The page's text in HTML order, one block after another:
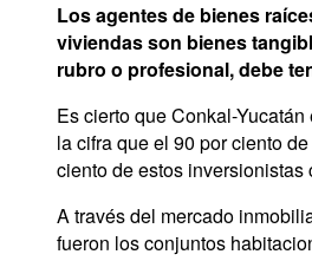
Los agentes de bienes
viviendas son bienes
rubro o profesional, debe
Es cierto que Conkal-
la cifra que el 90 por ciento
ciento de estos
A través del mercado
fueron los conjuntos